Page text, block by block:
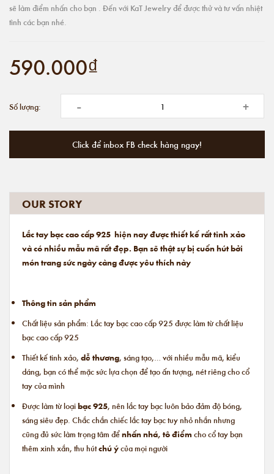
sẽ làm điểm nhấn cho bạn . Đến với KaT Jewelry để được thử và tư vấn nhiệt
tình các bạn nhé.
590.000₫
Số lượng: - +
Click để inbox FB check hàng ngay!
OUR STORY
Lắc tay bạc cao cấp 925 hiện nay được thiết kế rất tinh xảo
và có nhiều mẫu mã rất đẹp. Bạn sẽ thật sự bị cuốn hút bởi
món trang sức ngày càng được yêu thích này
Thông tin sản phẩm
Chất liệu sản phẩm: Lắc tay bạc cao cấp 925 được làm từ chất liệu
bạc cao cấp 925
Thiết kế tinh xảo, dễ thương, sáng tạo,… với nhiều mẫu mã, kiểu
dáng, bạn có thể mặc sức lựa chọn để tạo ấn tượng, nét riêng cho cổ
tay của mình
Được làm từ loạibạc 925, nên lắc tay bạc luôn bảo đảm độ bóng,
sáng siêu đẹp. Chắc chắn chiếc lắc tay bạc tuy nhỏ nhắn nhưng
cũng đủ sức làm trọng tâm đểnhấn nhá, tô điểm cho cổ tay bạn
thêm xinh xắn, thu hútchú ýcủa mọi người